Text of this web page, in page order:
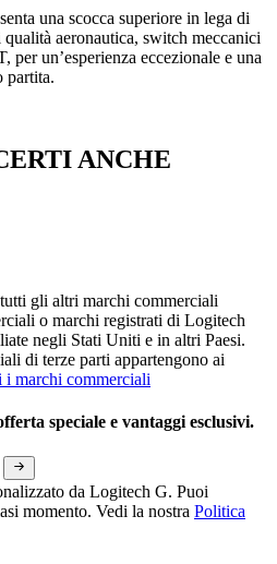
una scocca superiore in lega di
aeronautica, switch meccanici
per un’esperienza eccezionale e una
partita.
ANCHE
gli altri marchi commerciali
o marchi registrati di Logitech
negli Stati Uniti e in altri Paesi.
di terze parti appartengono ai
i marchi commerciali
speciale e vantaggi esclusivi.
da Logitech G. Puoi
momento. Vedi la nostra Politica